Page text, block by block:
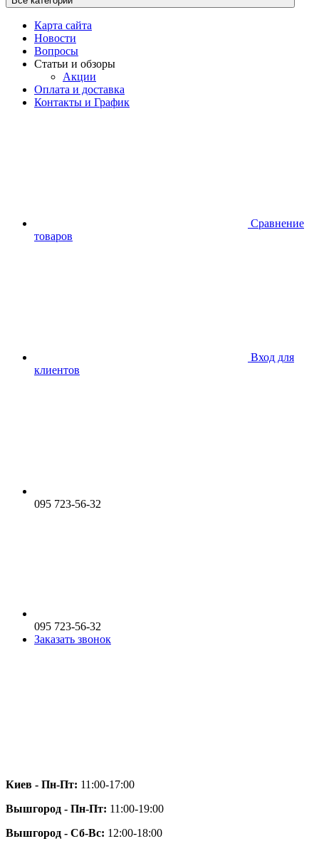
Карта сайта
Новости
Вопросы
Статьи и обзоры
Акции
Оплата и доставка
Контакты и График
Сравнение
товаров
Вход для
клиентов
095 723-56-32
095 723-56-32
Заказать звонок
Киев - Пн-Пт: 11:00-17:00
Вышгород - Пн-Пт: 11:00-19:00
Вышгород - Сб-Вс: 12:00-18:00